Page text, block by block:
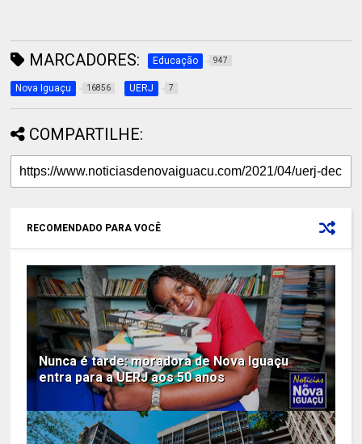
MARCADORES: Educação 947
Nova Iguaçu 16856 UERJ 7
COMPARTILHE:
RECOMENDADO PARA VOCÊ
Nunca é tarde: moradora de Nova Iguaçu
entra para a UERJ aos 50 anos